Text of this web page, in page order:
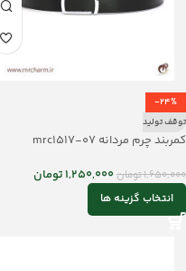
-24%
توقف تولید
کمربند چرم مردانه mrc1517-07
1,650,000تومان1,250,000تومان
انتخاب گزینه ها